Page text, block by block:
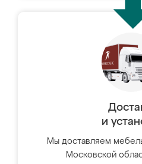
и
Мы доставляем
Московской